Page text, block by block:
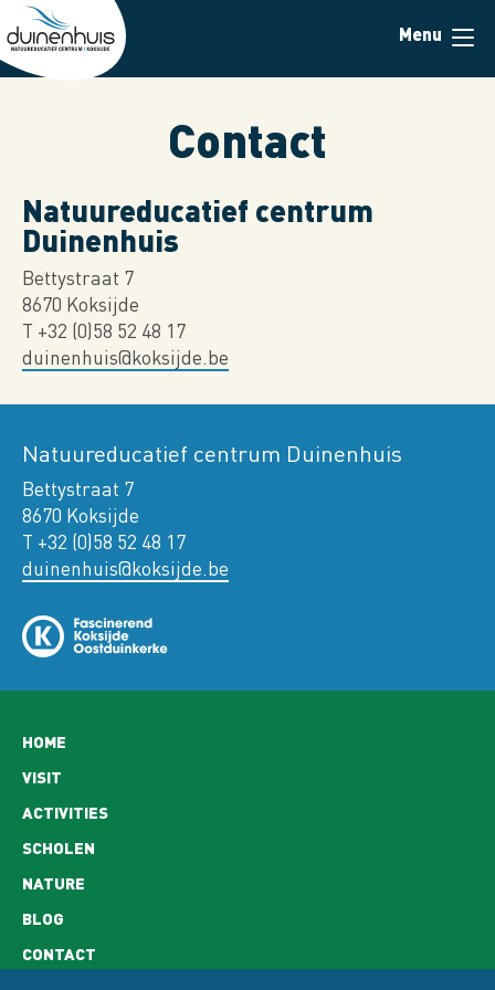
Skip
to
main
Menu
Contact
Natuureducatief centrum
Duinenhuis
Bettystraat 7
8670 Koksijde
T +32 (0)58 52 48 17
duinenhuis@koksijde.be
Natuureducatief centrum Duinenhuis
Bettystraat 7
8670 Koksijde
T +32 (0)58 52 48 17
duinenhuis@koksijde.be
Hoofdnavigatie
HOME
VISIT
ACTIVITIES
SCHOLEN
NATURE
BLOG
CONTACT